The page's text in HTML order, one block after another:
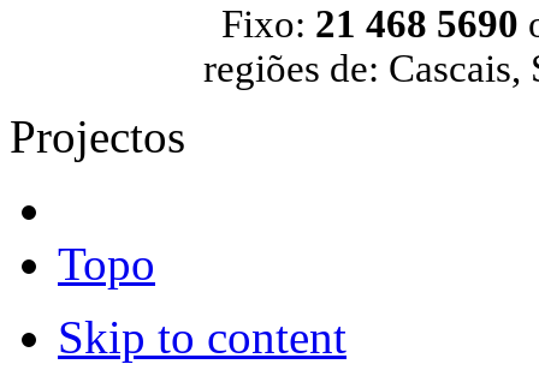
Fixo: 21 468 5690
regiões de:
Projectos
Topo
Skip to content